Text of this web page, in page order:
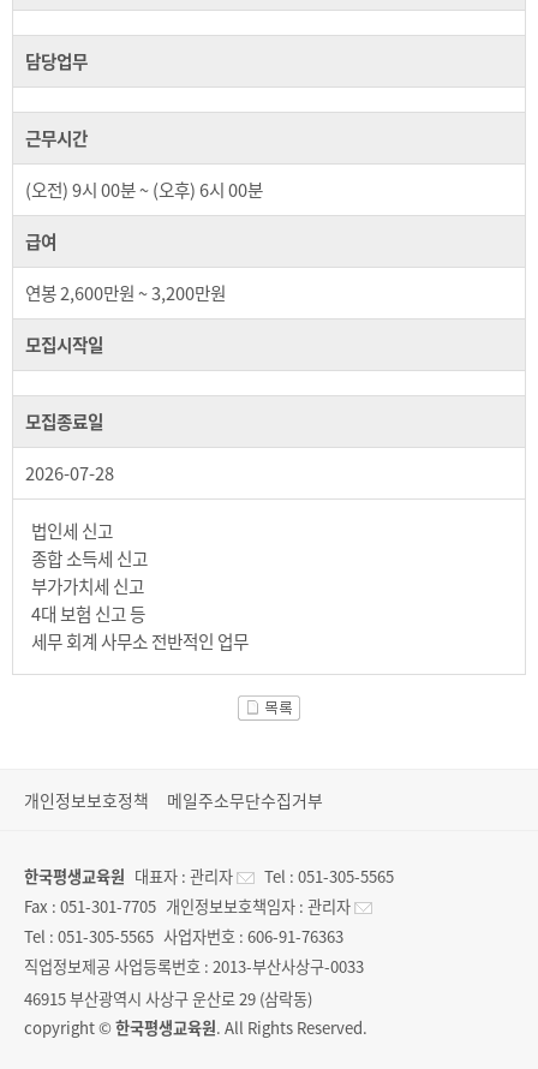
담당업무
근무시간
(오전) 9시 00분 ~ (오후) 6시 00분
급여
연봉 2,600만원 ~ 3,200만원
모집시작일
모집종료일
2026-07-28
법인세 신고
종합 소득세 신고
부가가치세 신고
4대 보험 신고 등
세무 회계 사무소 전반적인 업무
개인정보보호정책 메일주소무단수집거부
한국평생교육원 대표자 : 관리자 Tel : 051-305-5565
Fax : 051-301-7705 개인정보보호책임자 : 관리자
Tel : 051-305-5565 사업자번호 : 606-91-76363
직업정보제공 사업등록번호 : 2013-부산사상구-0033
46915 부산광역시 사상구 운산로 29 (삼락동)
copyright ©한국평생교육원. All Rights Reserved.